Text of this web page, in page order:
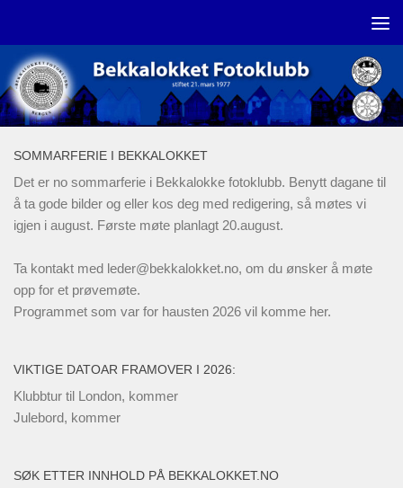
SOMMARFERIE I BEKKALOKKET
Det er no sommarferie i Bekkalokke fotoklubb. Benytt dagane til
å ta gode bilder og eller kos deg med redigering, så møtes vi
igjen i august. Første møte planlagt 20.august.
Ta kontakt med leder@bekkalokket.no, om du ønsker å møte
opp for et prøvemøte.
Programmet som var for hausten 2026 vil komme her.
VIKTIGE DATOAR FRAMOVER I 2026:
Klubbtur til London, kommer
Julebord, kommer
SØK ETTER INNHOLD PÅ BEKKALOKKET.NO